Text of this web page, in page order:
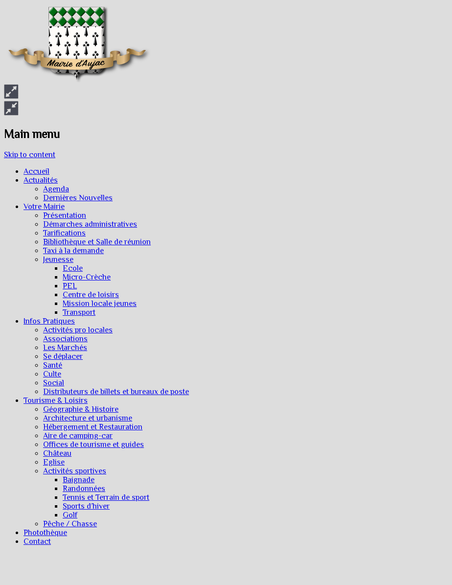
Main menu
Skip to content
Accueil
Actualités
Agenda
Dernières Nouvelles
Votre Mairie
Présentation
Démarches administratives
Tarifications
Bibliothèque et Salle de réunion
Taxi à la demande
Jeunesse
Ecole
Micro-Crèche
PEL
Centre de loisirs
Mission locale jeunes
Transport
Infos Pratiques
Activités pro locales
Associations
Les Marchés
Se déplacer
Santé
Culte
Social
Distributeurs de billets et bureaux de poste
Tourisme & Loisirs
Géographie & Histoire
Architecture et urbanisme
Hébergement et Restauration
Aire de camping-car
Offices de tourisme et guides
Château
Eglise
Activités sportives
Baignade
Randonnées
Tennis et Terrain de sport
Sports d’hiver
Golf
Pêche / Chasse
Photothèque
Contact